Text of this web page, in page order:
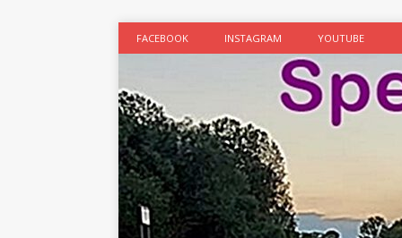
FACEBOOK INSTAGRAM YOUTUBE